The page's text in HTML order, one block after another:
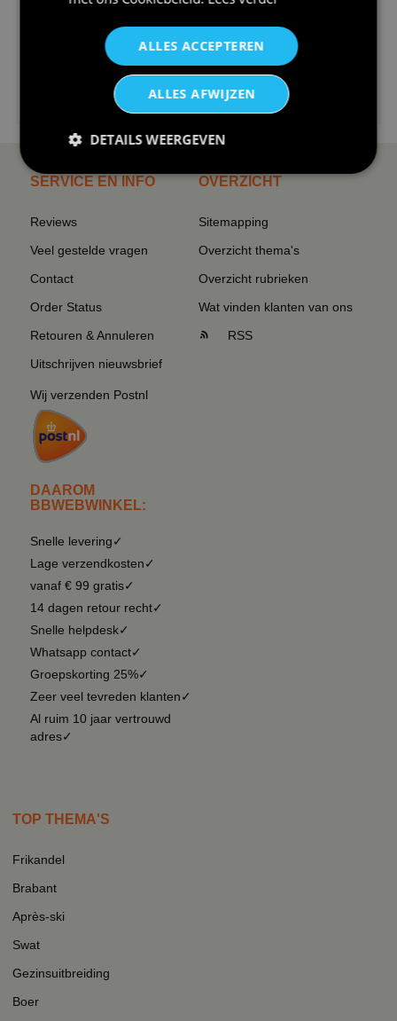
€24,95
SERVICE EN INFO
Reviews
Veel gestelde vragen
Contact
Order Status
Retouren & Annuleren
Uitschrijven nieuwsbrief
Wij verzenden Postnl
DAAROM
BBWEBWINKEL:
Snelle levering✓
Lage verzendkosten✓
vanaf € 99 gratis✓
14 dagen retour recht✓
Snelle helpdesk✓
Whatsapp contact✓
Groepskorting 25%✓
Zeer veel tevreden klanten✓
Al ruim 10 jaar vertrouwd
adres✓
OVERZICHT
Sitemapping
Overzicht thema's
Overzicht rubrieken
Wat vinden klanten van ons
RSS
TOP THEMA'S
Frikandel
Brabant
Après-ski
Swat
Gezinsuitbreiding
Boer
ALLES ACCEPTEREN
ALLES AFWIJZEN
DETAILS WEERGEVEN